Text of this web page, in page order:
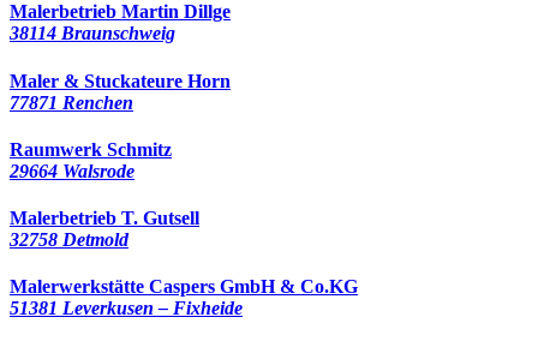
Malerbetrieb Martin Dillge
38114 Braunschweig
Maler & Stuckateure Horn
77871 Renchen
Raumwerk Schmitz
29664 Walsrode
Malerbetrieb T. Gutsell
32758 Detmold
Malerwerkstätte Caspers GmbH & Co.KG
51381 Leverkusen – Fixheide